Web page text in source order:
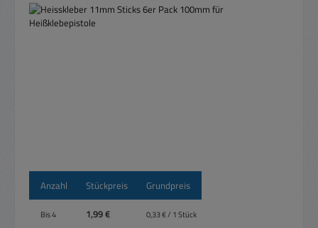
Bildergalerie überspringen
Anzahl Stückpreis Grundpreis
Bis4 1,99 € 0,33 € / 1 Stück